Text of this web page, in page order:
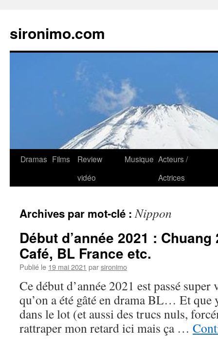
sironimo.com
Aller
Dramas Films
Review
vidéo
Musique Acteurs /
Actrices
Archives par mot-clé :Nippon
Début d’année 2021 : Chuang
Café, BL France etc.
Publié le 19 mai 2021 parsironimo
Ce début d’année 2021 est passé super
qu’on a été gâté en drama BL… Et que
dans le lot (et aussi des trucs nuls,
rattraper mon retard ici mais ça …